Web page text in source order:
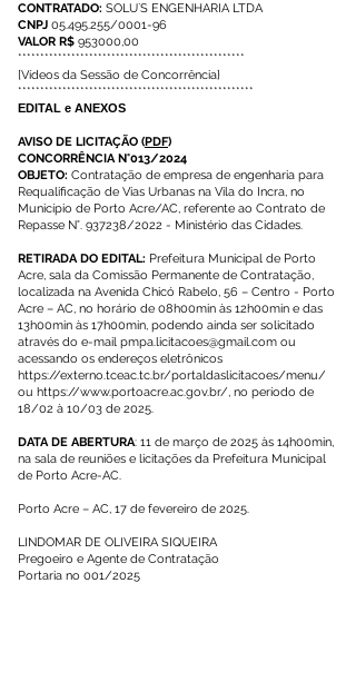
CONTRATADO: SOLU`S ENGENHARIA LTDA
CNPJ 05.495.255/0001-96
VALOR R$ 953000,00
***************************************************
[Vídeos da Sessão de Concorrência}
*****************************************************
EDITAL e ANEXOS
AVISO DE LICITAÇÃO (PDF)
CONCORRÊNCIA N°013/2024
OBJETO: Contratação de empresa de engenharia para
Requalificação de Vias Urbanas na Vila do Incra, no
Município de Porto Acre/AC, referente ao Contrato de
Repasse N°. 937238/2022 - Ministério das Cidades.
RETIRADA DO EDITAL: Prefeitura Municipal de Porto
Acre, sala da Comissão Permanente de Contratação,
localizada na Avenida Chicó Rabelo, 56 – Centro - Porto
Acre – AC, no horário de 08h00min às 12h00min e das
13h00min às 17h00min, podendo ainda ser solicitado
através do e-mail pmpa.licitacoes@gmail.com ou
acessando os endereços eletrônicos
https://externo.tceac.tc.br/portaldaslicitacoes/menu/
ou https://www.portoacre.ac.gov.br/, no período de
18/02 à 10/03 de 2025.
DATA DE ABERTURA: 11 de março de 2025 às 14h00min,
na sala de reuniões e licitações da Prefeitura Municipal
de Porto Acre-AC.
Porto Acre – AC, 17 de fevereiro de 2025.
LINDOMAR DE OLIVEIRA SIQUEIRA
Pregoeiro e Agente de Contratação
Portaria no 001/2025